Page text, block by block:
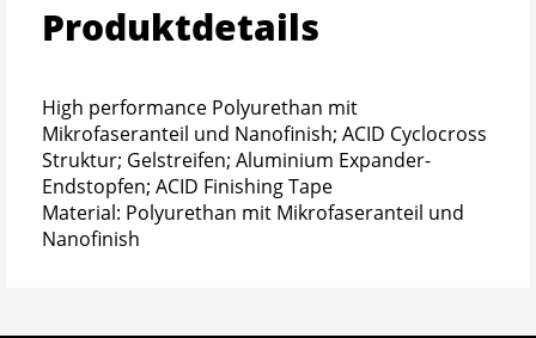
Produktdetails
High performance Polyurethan mit
Mikrofaseranteil und Nanofinish; ACID Cyclocross
Struktur; Gelstreifen; Aluminium Expander-
Endstopfen; ACID Finishing Tape
Material: Polyurethan mit Mikrofaseranteil und
Nanofinish